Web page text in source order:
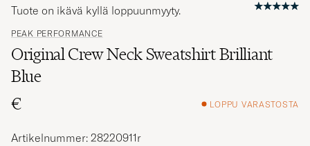
PEAK PERFORMANCE
Original Crew Neck Sweatshirt Brilliant
Blue
€
LOPPU VARASTOSTA
Tuote on ikävä kyllä loppuunmyyty.
Artikelnummer: 28220911r